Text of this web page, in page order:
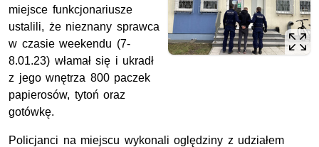
miejsce funkcjonariusze
ustalili, że nieznany sprawca
w czasie weekendu (7-
8.01.23) włamał się i ukradł
z jego wnętrza 800 paczek
papierosów, tytoń oraz
gotówkę.
Policjanci na miejscu wykonali oględziny z udziałem